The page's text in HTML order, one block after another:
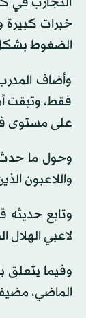
خبرات
الضغوط
وأضاف
فقط، وتبقت
على مستوى
وحول ما حدث
واللاعبون
وتابع حديثه
لاعبي
وفيما يتعلق
الماضي،